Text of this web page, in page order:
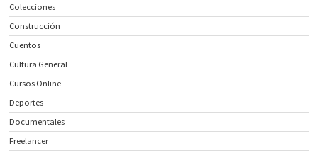
Colecciones
Construcción
Cuentos
Cultura General
Cursos Online
Deportes
Documentales
Freelancer